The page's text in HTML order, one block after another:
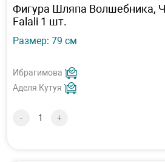
Фигура Шляпа Волшебника,
Falali 1 шт.
Размер: 79 см
Ибрагимова
Аделя Кутуя
- +